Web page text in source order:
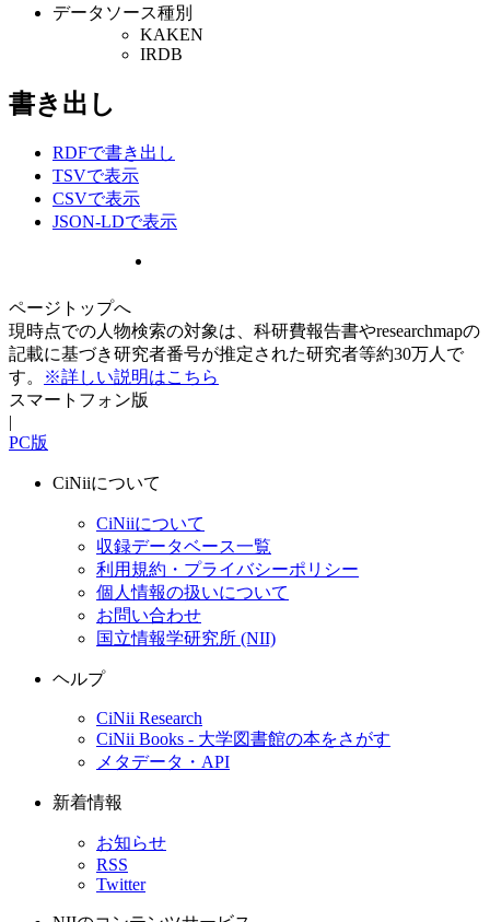
データソース種別
KAKEN
IRDB
書き出し
RDFで書き出し
TSVで表示
CSVで表示
JSON-LDで表示
ページトップへ
現時点での人物検索の対象は、科研費報告書やresearchmapの
記載に基づき研究者番号が推定された研究者等約30万人で
す。
※詳しい説明はこちら
スマートフォン版
|
PC版
CiNiiについて
CiNiiについて
収録データベース一覧
利用規約・プライバシーポリシー
個人情報の扱いについて
お問い合わせ
国立情報学研究所 (NII)
ヘルプ
CiNii Research
CiNii Books - 大学図書館の本をさがす
メタデータ・API
新着情報
お知らせ
RSS
Twitter